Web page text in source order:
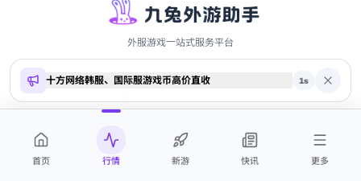
外服游戏一站式服务平台
Copyright ©20269to.me · 本站内容仅供参考，不构成投资建议
十方网络韩服、国际服游戏币高价直收 1s
首页 行情 新游 快讯 更多